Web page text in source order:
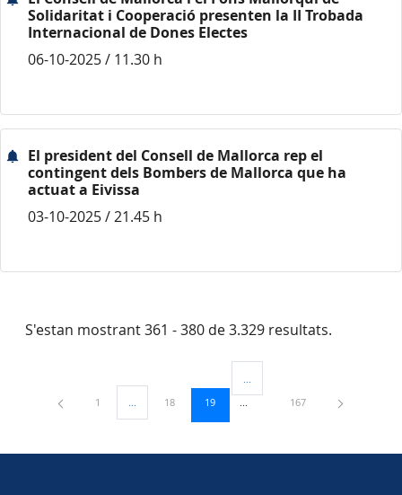
Solidaritat i Cooperació presenten la II Trobada
Internacional de Dones Electes
06-10-2025 / 11.30 h
El president del Consell de Mallorca rep el
contingent dels Bombers de Mallorca que ha
actuat a Eivissa
03-10-2025 / 21.45 h
S'estan mostrant 361 - 380 de 3.329 resultats.
Pàgina
1 ...Pàgines intermèdies Utilitzeu TAB per navegar.
Pàgina
18 Pàgina
19
Pàgines intermèdies Utilitzeu
Pàgina
167